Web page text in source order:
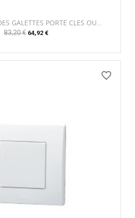
GALETTES PORTE CLES OU...
Prix
83,20 € Prix
64,92 €
favorite_border